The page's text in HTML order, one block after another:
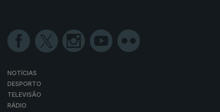
NOTÍCIAS
DESPORTO
TELEVISÃO
RÁDIO